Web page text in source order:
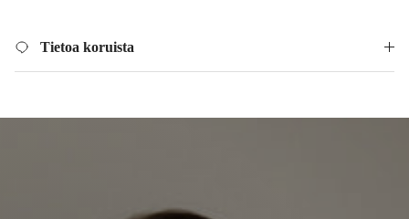
Tietoa koruista